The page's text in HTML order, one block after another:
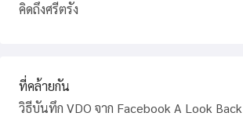
คิดถึงศรีตรัง
ที่คล้ายกัน
วิธีบันทึก VDO จาก Facebook A Look Back